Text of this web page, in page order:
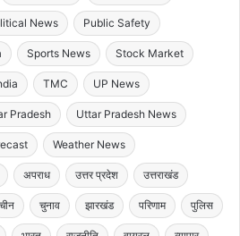
News Public Safety
Sports News Stock Market
TMC UP News
Pradesh Uttar Pradesh News
Weather News
अपराध उत्तर प्रदेश उत्तराखंड
चीन चुनाव झारखंड परिणाम पुलिस